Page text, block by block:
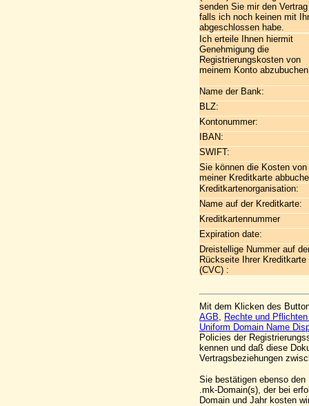
senden Sie mir den
falls ich noch keinen mit
abgeschlossen habe.
Ich erteile Ihnen hiermit
Genehmigung die
Registrierungskosten von
meinem Konto
Name der Bank:
BLZ:
Kontonummer:
IBAN:
SWIFT:
Sie können die Kosten von
meiner Kreditkarte
Kreditkartenorganisation:
Name auf der Kreditkarte:
Kreditkartennummer
Expiration date:
Dreistellige Nummer auf
Rückseite Ihrer Kreditkarte
(CVC) :
Mit dem Klicken des
AGB, Rechte und
Uniform Domain Name
Policies der
kennen und daß diese
Vertragsbeziehungen
Sie bestätigen ebenso
.mk-Domain(s), der bei
Domain und Jahr kosten